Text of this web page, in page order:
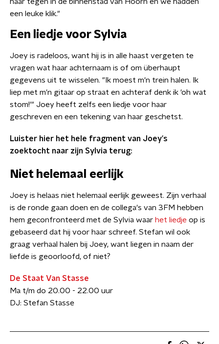
een leuke klik."
Een liedje voor Sylvia
Joey is radeloos, want hij is in alle haast vergeten te
vragen wat haar achternaam is of om überhaupt
gegevens uit te wisselen. "Ik moest m'n trein halen. Ik
liep met m'n gitaar op straat en achteraf denk ik 'oh wat
stom!'" Joey heeft zelfs een liedje voor haar
geschreven en een tekening van haar geschetst.
Luister hier het hele fragment van Joey's
zoektocht naar zijn Sylvia terug:
Niet helemaal eerlijk
Joey is helaas niet helemaal eerlijk geweest. Zijn verhaal
is de ronde gaan doen en de collega's van 3FM hebben
hem geconfronteerd met de Sylvia waar het liedje op is
gebaseerd dat hij voor haar schreef. Stefan wil ook
graag verhaal halen bij Joey, want liegen in naam der
liefde is geoorloofd, of niet?
De Staat Van Stasse
Ma t/m do 20.00 - 22.00 uur
DJ: Stefan Stasse